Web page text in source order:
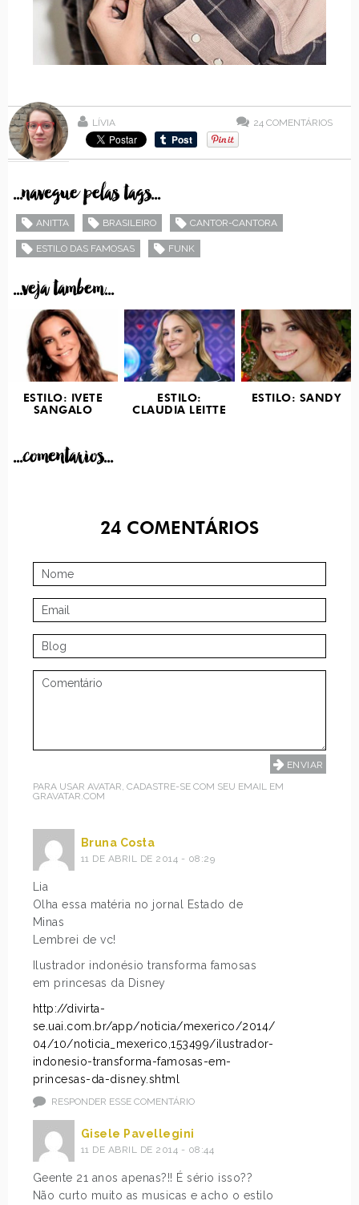
LÍVIA 24 COMENTÁRIOS
...navegue pelas tags...
ANITTA BRASILEIRO CANTOR-CANTORA
ESTILO DAS FAMOSAS FUNK
...veja tambem...
ESTILO: IVETE
SANGALO
ESTILO:
CLAUDIA LEITTE
ESTILO: SANDY
...comentarios...
24 COMENTÁRIOS
PARA USAR AVATAR, CADASTRE-SE COM SEU EMAIL EM
GRAVATAR.COM
Bruna Costa
11 DE ABRIL DE 2014 - 08:29
Lia
Olha essa matéria no jornal Estado de
Minas
Lembrei de vc!
Ilustrador indonésio transforma famosas
em princesas da Disney
http://divirta-
se.uai.com.br/app/noticia/mexerico/2014/
04/10/noticia_mexerico,153499/ilustrador-
indonesio-transforma-famosas-em-
princesas-da-disney.shtml
RESPONDER ESSE COMENTÁRIO
Gisele Pavellegini
11 DE ABRIL DE 2014 - 08:44
Geente 21 anos apenas?!! É sério isso??
Não curto muito as musicas e acho o estilo